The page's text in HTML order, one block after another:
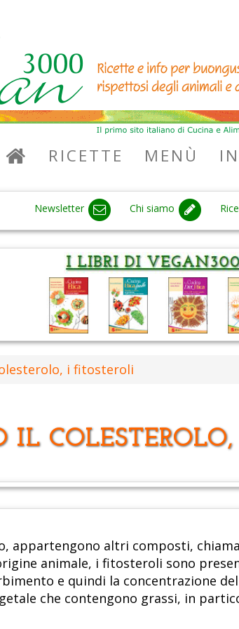
RICETTE MENÙ
Newsletter Chi siamo
i fitosteroli
IL
appartengono altri composti,
animale, i fitosteroli sono
e quindi la concentrazione
che contengono grassi, in